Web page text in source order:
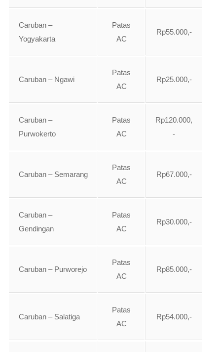
Caruban –
Yogyakarta
Patas
AC
Rp55.000,-
Caruban – Ngawi
Patas
AC
Rp25.000,-
Caruban –
Purwokerto
Patas
AC
Rp120.000,
-
Caruban – Semarang
Patas
AC
Rp67.000,-
Caruban –
Gendingan
Patas
AC
Rp30.000,-
Caruban – Purworejo
Patas
AC
Rp85.000,-
Caruban – Salatiga
Patas
AC
Rp54.000,-